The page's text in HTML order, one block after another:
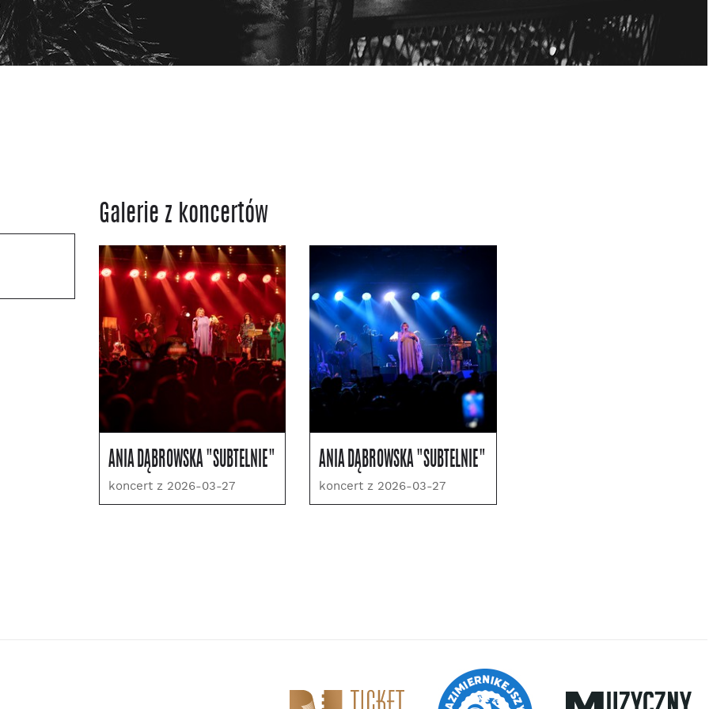
Galerie z koncertów
ANIA DĄBROWSKA "SUBTELNIE"
koncert z 2026-03-27
ANIA DĄBROWSKA "SUBTELNIE"
koncert z 2026-03-27